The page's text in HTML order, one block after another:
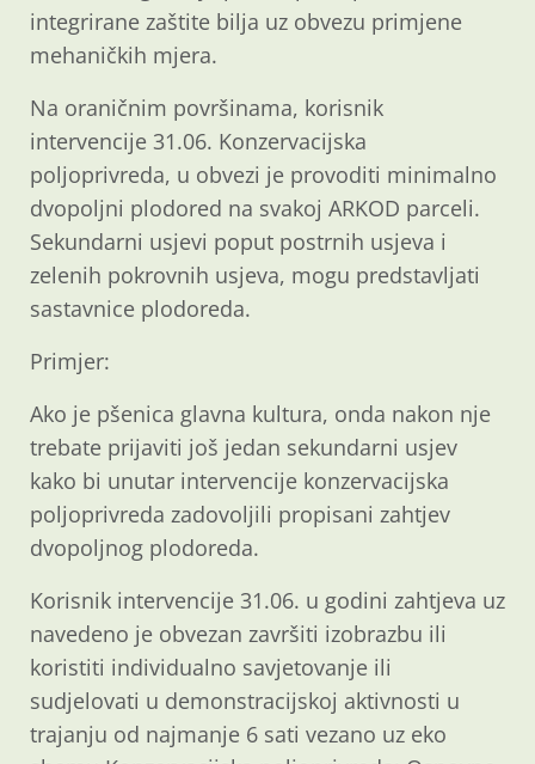
integrirane zaštite bilja uz obvezu primjene
mehaničkih mjera.
Na oraničnim površinama, korisnik
intervencije 31.06. Konzervacijska
poljoprivreda, u obvezi je provoditi minimalno
dvopoljni plodored na svakoj ARKOD parceli.
Sekundarni usjevi poput postrnih usjeva i
zelenih pokrovnih usjeva, mogu predstavljati
sastavnice plodoreda.
Primjer:
Ako je pšenica glavna kultura, onda nakon nje
trebate prijaviti još jedan sekundarni usjev
kako bi unutar intervencije konzervacijska
poljoprivreda zadovoljili propisani zahtjev
dvopoljnog plodoreda.
Korisnik intervencije 31.06. u godini zahtjeva uz
navedeno je obvezan završiti izobrazbu ili
koristiti individualno savjetovanje ili
sudjelovati u demonstracijskoj aktivnosti u
trajanju od najmanje 6 sati vezano uz eko